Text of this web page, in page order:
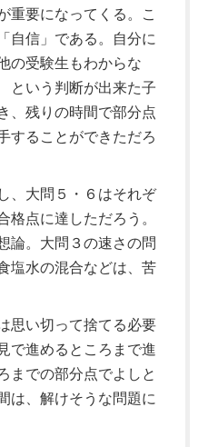
重要になってくる。こ
自信」である。自分に
の受験生もわからな
いう判断が出来た子
、残りの時間で部分点
することができただろ
、大問５・６はそれぞ
格点に達しただろう。
論。大問３の速さの問
塩水の混合などは、苦
思い切って捨てる必要
で進めるところまで進
までの部分点でよしと
は、解けそうな問題に